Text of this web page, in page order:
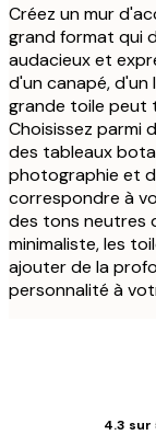
Créez un mur
grand format qui
audacieux et
d'un canapé,
grande toile peut
Choisissez parmi
des tableaux
photographie et
correspondre à
des tons neutres
minimaliste, les
ajouter de la
personnalité à
4.3 sur